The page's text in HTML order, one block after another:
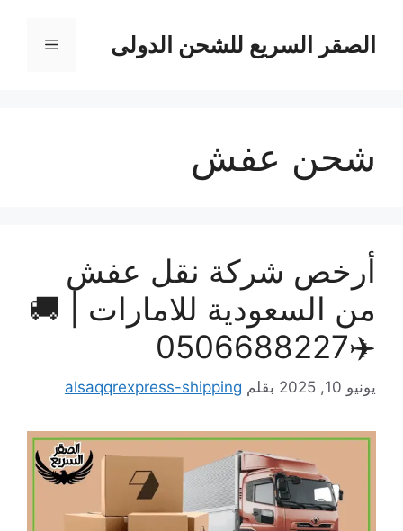
المحتوىالصقر السريع للشحن الدولى القائمة
شحن عفش
أرخص شركة نقل عفش
من السعودية للامارات | 🚚
✈️0506688227
يونيو 10, 2025 بقلم alsaqqrexpress-shipping